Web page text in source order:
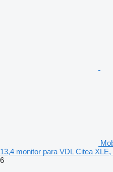
13,4 monitor para VDL Citea
6